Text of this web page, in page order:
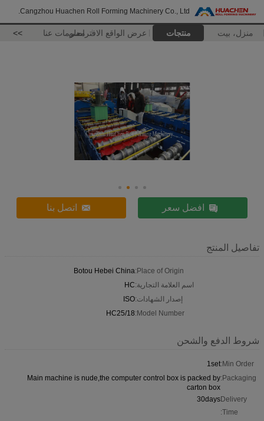
Cangzhou Huachen Roll Forming Machinery Co., Ltd.
منزل، بيت منتجات عرض الواقع الافتراضيمعلومات عنا >>
افضل سعر اتصل بنا
تفاصيل المنتج
Place of Origin:
Botou Hebei China
اسم العلامة التجارية:HC
إصدار الشهادات:ISO
Model Number:
HC25/18
شروط الدفع والشحن
Min Order:
1set
Packaging:
Main machine is nude,the computer control box is packed by
carton box
Delivery
Time:
30days